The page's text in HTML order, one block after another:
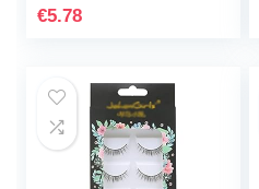
eyelinerset,
€5.78